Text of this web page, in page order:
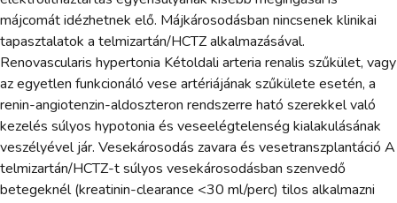
májcomát idézhetnek elő. Májkárosodásban nincsenek klinikai
tapasztalatok a telmizartán/HCTZ alkalmazásával.
Renovascularis hypertonia Kétoldali arteria renalis szűkület, vagy
az egyetlen funkcionáló vese artériájának szűkülete esetén, a
renin-angiotenzin-aldoszteron rendszerre ható szerekkel való
kezelés súlyos hypotonia és veseelégtelenség kialakulásának
veszélyével jár. Vesekárosodás zavara és vesetranszplantáció A
telmizartán/HCTZ-t súlyos vesekárosodásban szenvedő
betegeknél (kreatinin-clearance <30 ml/perc) tilos alkalmazni